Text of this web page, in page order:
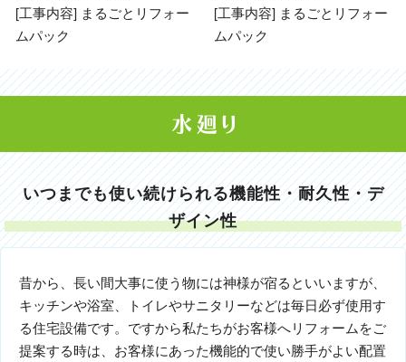
[工事内容] まるごとリフォー
ムパック
[工事内容] まるごとリフォー
ムパック
いつまでも使い続けられる機能性・耐久性・デ
ザイン性
昔から、長い間大事に使う物には神様が宿るといいますが、
キッチンや浴室、トイレやサニタリーなどは毎日必ず使用す
る住宅設備です。ですから私たちがお客様へリフォームをご
提案する時は、お客様にあった機能的で使い勝手がよい配置